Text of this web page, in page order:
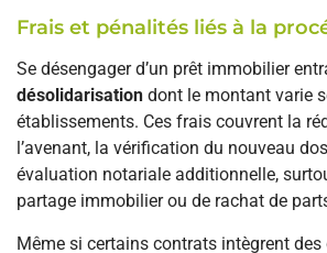
Frais et pénalités liés à la
Se désengager d’un prêt immobilier
désolidarisation dont le montant varie
établissements. Ces frais couvrent la
l’avenant, la vérification du nouveau
évaluation notariale additionnelle,
partage immobilier ou de rachat de
Même si certains contrats intègrent des